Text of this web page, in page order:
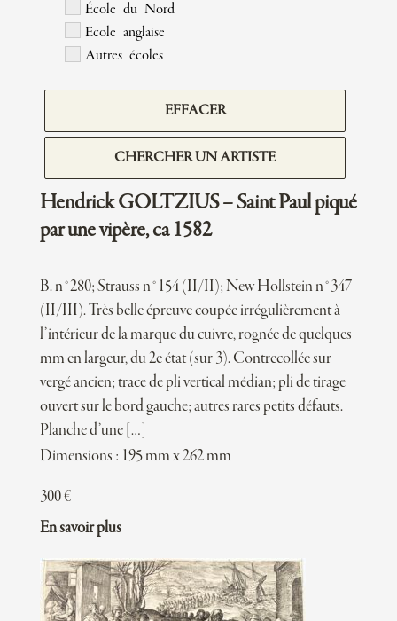
École du Nord
Ecole anglaise
Autres écoles
EFFACER
CHERCHER UN ARTISTE
Hendrick GOLTZIUS – Saint Paul piqué
par une vipère, ca 1582
B. n°280; Strauss n°154 (II/II); New Hollstein n°347
(II/III). Très belle épreuve coupée irrégulièrement à
l’intérieur de la marque du cuivre, rognée de quelques
mm en largeur, du 2e état (sur 3). Contrecollée sur
vergé ancien; trace de pli vertical médian; pli de tirage
ouvert sur le bord gauche; autres rares petits défauts.
Planche d’une […]
Dimensions : 195 mm x 262 mm
300€
En savoir plus